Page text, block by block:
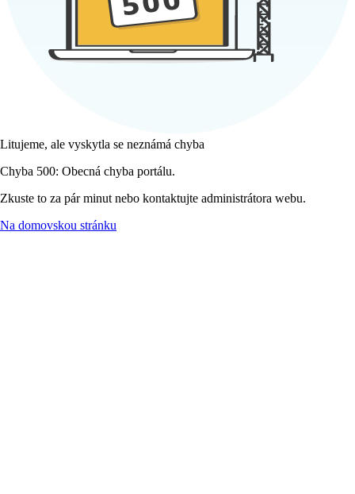
Litujeme, ale vyskytla se neznámá chyba
Chyba 500: Obecná chyba portálu.
Zkuste to za pár minut nebo kontaktujte administrátora webu.
Na domovskou stránku